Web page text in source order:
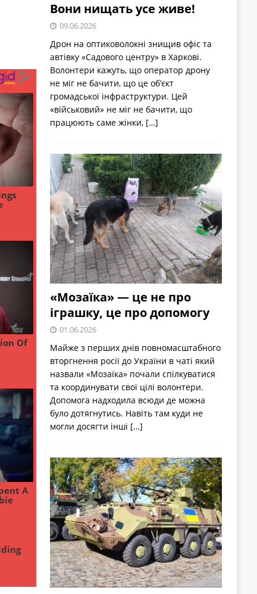
Вони нищать усе живе!
09.06.2026
Дрон на оптиковолокні знищив офіс та
автівку «Садового центру» в Харкові.
Волонтери кажуть, що оператор дрону
не міг не бачити, що це об’єкт
громадської інфраструктури. Цей
«військовий» не міг не бачити, що
працюють саме жінки, […]
«Мозаїка» — це не про
іграшку, це про допомогу
01.06.2026
Майже з перших днів повномасштабного
вторгнення росії до України в чаті який
назвали «Мозаїка» почали спілкуватися
та координувати свої цілі волонтери.
Допомога надходила всюди де можна
було дотягнутись. Навіть там куди не
могли досягти інші […]